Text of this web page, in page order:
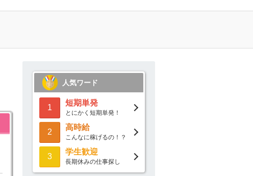
人気ワード
1
短期単発
とにかく短期単発！
2
高時給
こんなに稼げるの！？
3
学生歓迎
長期休みの仕事探し